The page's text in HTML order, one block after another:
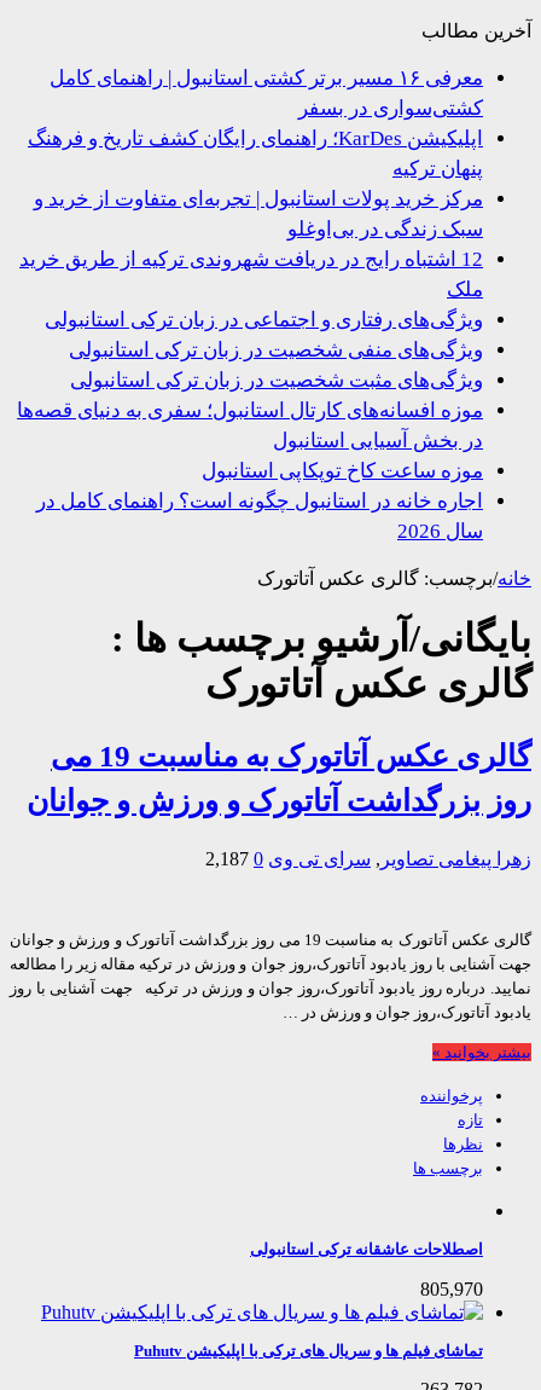
مطالب
معرفی ۱۶ مسیر برتر کشتی استانبول | راهنمای کامل
کشتی‌سواری در بسفر
اپلیکیشن KarDes؛ راهنمای رایگان کشف تاریخ و فرهنگ
پنهان ترکیه
مرکز خرید پولات استانبول | تجربه‌ای متفاوت از خرید و
سبک زندگی در بی‌اوغلو
12 اشتباه رایج در دریافت شهروندی ترکیه از طریق خرید
ویژگی‌های رفتاری و اجتماعی در زبان ترکی استانبولی
ویژگی‌های منفی شخصیت در زبان ترکی استانبولی
ویژگی‌های مثبت شخصیت در زبان ترکی استانبولی
موزه افسانه‌های کارتال استانبول؛ سفری به دنیای قصه‌ها
در بخش آسیایی استانبول
موزه ساعت کاخ توپکاپی استانبول
اجاره خانه در استانبول چگونه است؟ راهنمای کامل در
سال 2026
برچسب:گالری عکس آتاتورک
آرشیو برچسب ها :
عکس آتاتورک
گالری عکس آتاتورک به مناسبت 19 می
بزرگداشت آتاتورک و ورزش و جوانان
پیغامیتصاویر,سرای تی وی 0
2,187
گالری عکس آتاتورک به مناسبت 19 می روز بزرگداشت آتاتورک و ورزش و جوانان
با روز یادبود آتاتورک،روز جوان و ورزش در ترکیه مقاله زیر را مطالعه
درباره روز یادبود آتاتورک،روز جوان و ورزش در ترکیه جهت آشنایی با روز
آتاتورک،روز جوان و ورزش در …
بخوانید »
پرخواننده
تازه
نظرها
برچسب ها
اصطلاحات عاشقانه ترکی استانبولی
805,970
تماشای فیلم ها و سریال های ترکی با اپلیکیشن Puhutv